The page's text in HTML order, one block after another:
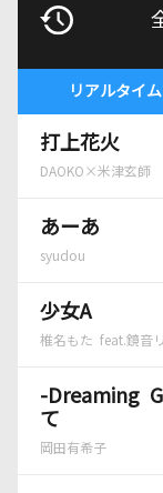
リアルタイ
打上花火
DAOKO×米津玄師
あーあ
syudou
少女A
椎名もた feat.鏡音
-Dreaming
て
岡田有希子